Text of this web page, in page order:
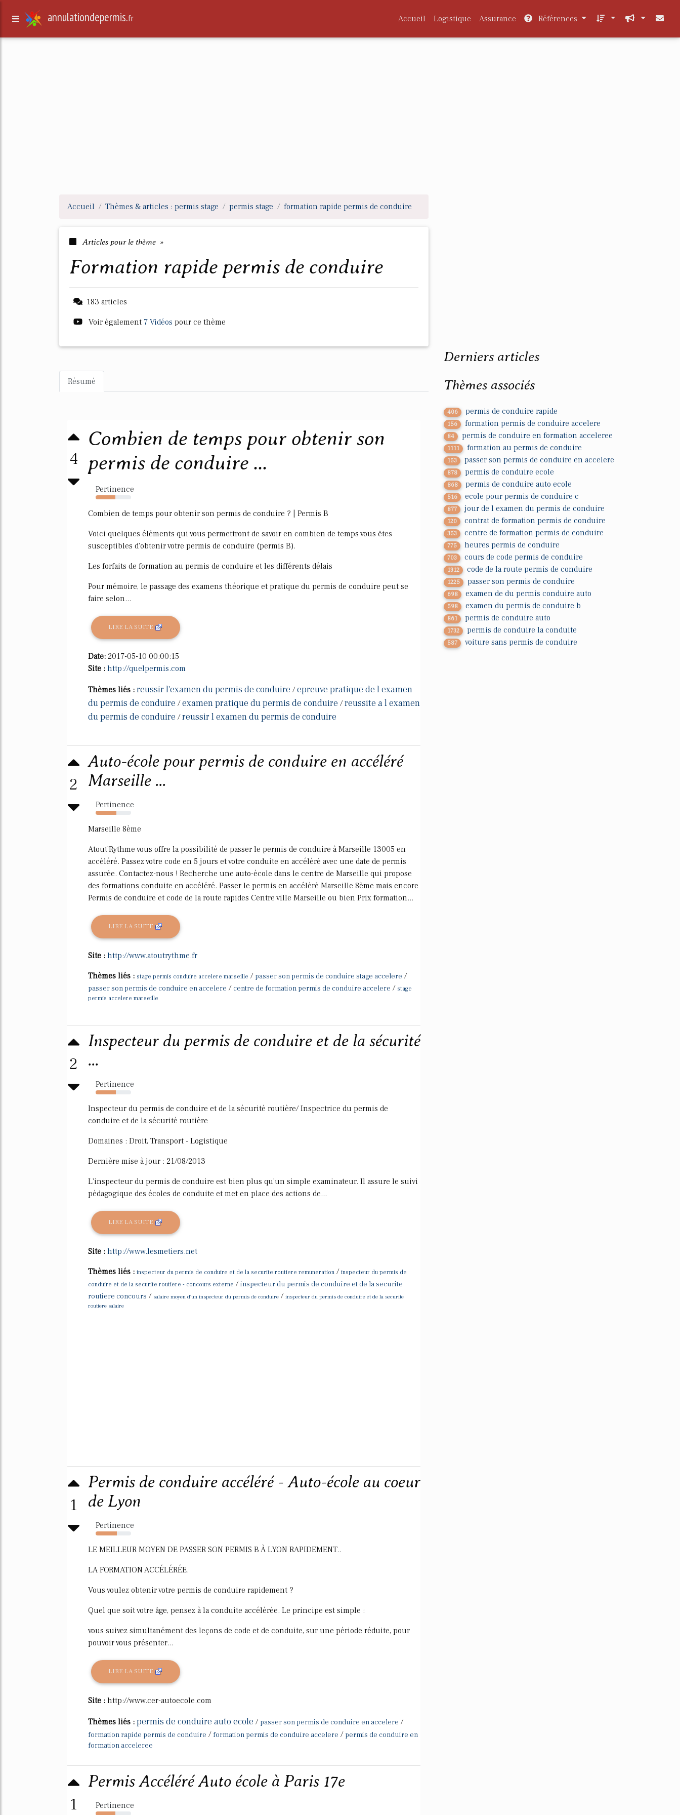
annulationdepermis.fr Accueil Logistique Assurance Références
Accueil Thèmes & articles : permis stage permis stage formation rapide permis de conduire
Articles pour le thème »
formation rapide permis de conduire
183 articles
Voir également 7 Vidéos pour ce thème
Résumé
4
Combien de temps pour obtenir son
permis de conduire ...
Pertinence
56%
Combien de temps pour obtenir son permis de conduire ? | Permis B
Voici quelques éléments qui vous permettront de savoir en combien de temps vous êtes
susceptibles d'obtenir votre permis de conduire (permis B).
Les forfaits de formation au permis de conduire et les différents délais
Pour mémoire, le passage des examens théorique et pratique du permis de conduire peut se
faire selon...
LIRE LA SUITE
Date: 2017-05-10 00:00:15
Site : http://quelpermis.com
Thèmes liés : reussir l'examen du permis de conduire /epreuve pratique de l examen
du permis de conduire /examen pratique du permis de conduire /reussite a l examen
du permis de conduire /reussir l examen du permis de conduire
2
Auto-école pour permis de conduire en accéléré
Marseille ...
Pertinence
59%
Marseille 8ème
Atout'Rythme vous offre la possibilité de passer le permis de conduire à Marseille 13005 en
accéléré. Passez votre code en 5 jours et votre conduite en accéléré avec une date de permis
assurée. Contactez-nous ! Recherche une auto-école dans le centre de Marseille qui propose
des formations conduite en accéléré. Passer le permis en accéléré Marseille 8ème mais encore
Permis de conduire et code de la route rapides Centre ville Marseille ou bien Prix formation...
LIRE LA SUITE
Site : http://www.atoutrythme.fr
Thèmes liés : stage permis conduire accelere marseille / passer son permis de conduire stage accelere /
passer son permis de conduire en accelere / centre de formation permis de conduire accelere / stage
permis accelere marseille
2
Inspecteur du permis de conduire et de la sécurité
...
Pertinence
57%
Inspecteur du permis de conduire et de la sécurité routière/ Inspectrice du permis de
conduire et de la sécurité routière
Domaines : Droit, Transport - Logistique
Dernière mise à jour : 21/08/2013
L'inspecteur du permis de conduire est bien plus qu'un simple examinateur. Il assure le suivi
pédagogique des écoles de conduite et met en place des actions de...
LIRE LA SUITE
Site : http://www.lesmetiers.net
Thèmes liés : inspecteur du permis de conduire et de la securite routiere remuneration / inspecteur du permis de
conduire et de la securite routiere - concours externe /inspecteur du permis de conduire et de la securite
routiere concours / salaire moyen d'un inspecteur du permis de conduire / inspecteur du permis de conduire et de la securite
routiere salaire
1
Permis de conduire accéléré - Auto-école au coeur
de Lyon
Pertinence
60%
LE MEILLEUR MOYEN DE PASSER SON PERMIS B À LYON RAPIDEMENT..
LA FORMATION ACCÉLÉRÉE.
Vous voulez obtenir votre permis de conduire rapidement ?
Quel que soit votre âge, pensez à la conduite accélérée. Le principe est simple :
vous suivez simultanément des leçons de code et de conduite, sur une période réduite, pour
pouvoir vous présenter...
LIRE LA SUITE
Site : http://www.cer-autoecole.com
Thèmes liés : permis de conduire auto ecole / passer son permis de conduire en accelere /
formation rapide permis de conduire / formation permis de conduire accelere / permis de conduire en
formation acceleree
1
Permis Accéléré Auto école à Paris 17e
Pertinence
Derniers articles
Thèmes associés
406 permis de conduire rapide
156 formation permis de conduire accelere
84 permis de conduire en formation acceleree
1111 formation au permis de conduire
153 passer son permis de conduire en accelere
878 permis de conduire ecole
868 permis de conduire auto ecole
516 ecole pour permis de conduire c
877 jour de l examen du permis de conduire
120 contrat de formation permis de conduire
353 centre de formation permis de conduire
775 heures permis de conduire
703 cours de code permis de conduire
1312 code de la route permis de conduire
1225 passer son permis de conduire
698 examen de du permis conduire auto
598 examen du permis de conduire b
861 permis de conduire auto
1732 permis de conduire la conduite
587 voiture sans permis de conduire